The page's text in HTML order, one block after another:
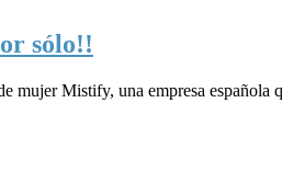
sólo!!
Mistify, una empresa